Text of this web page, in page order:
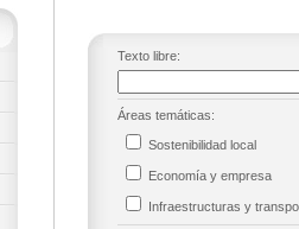
Texto libre:
Áreas temáticas:
Sostenibilidad local
Economía y empresa
Infraestructuras y